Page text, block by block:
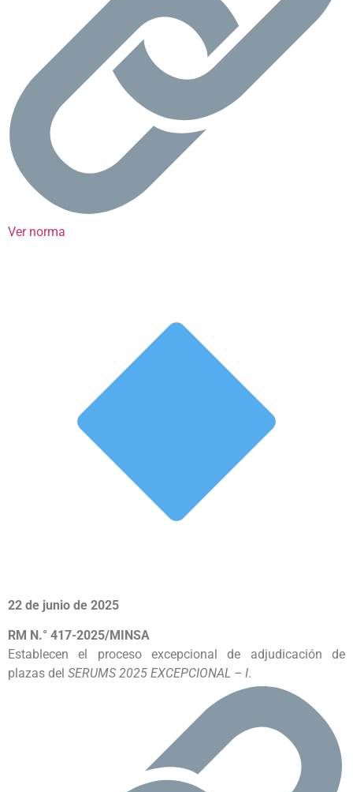
Ver norma
22 de junio de 2025
RM N.° 417-2025/MINSA
Establecen el proceso excepcional de adjudicación de
plazas del SERUMS 2025 EXCEPCIONAL – I.